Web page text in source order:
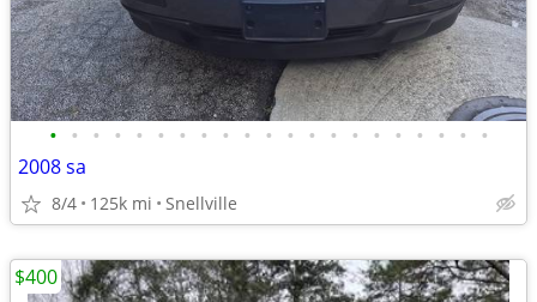
• • • • • • • • • • • • • • • • • • • • •
2008 sa
8/4 125k mi Snellville
$400